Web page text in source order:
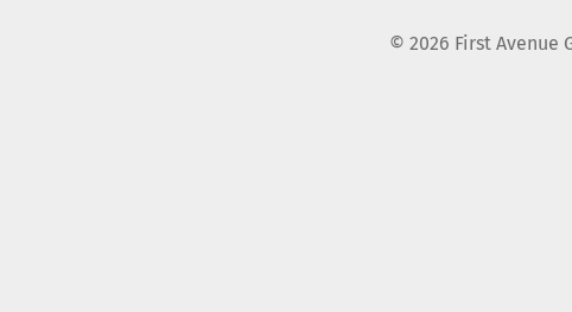
© 2026 First Avenue